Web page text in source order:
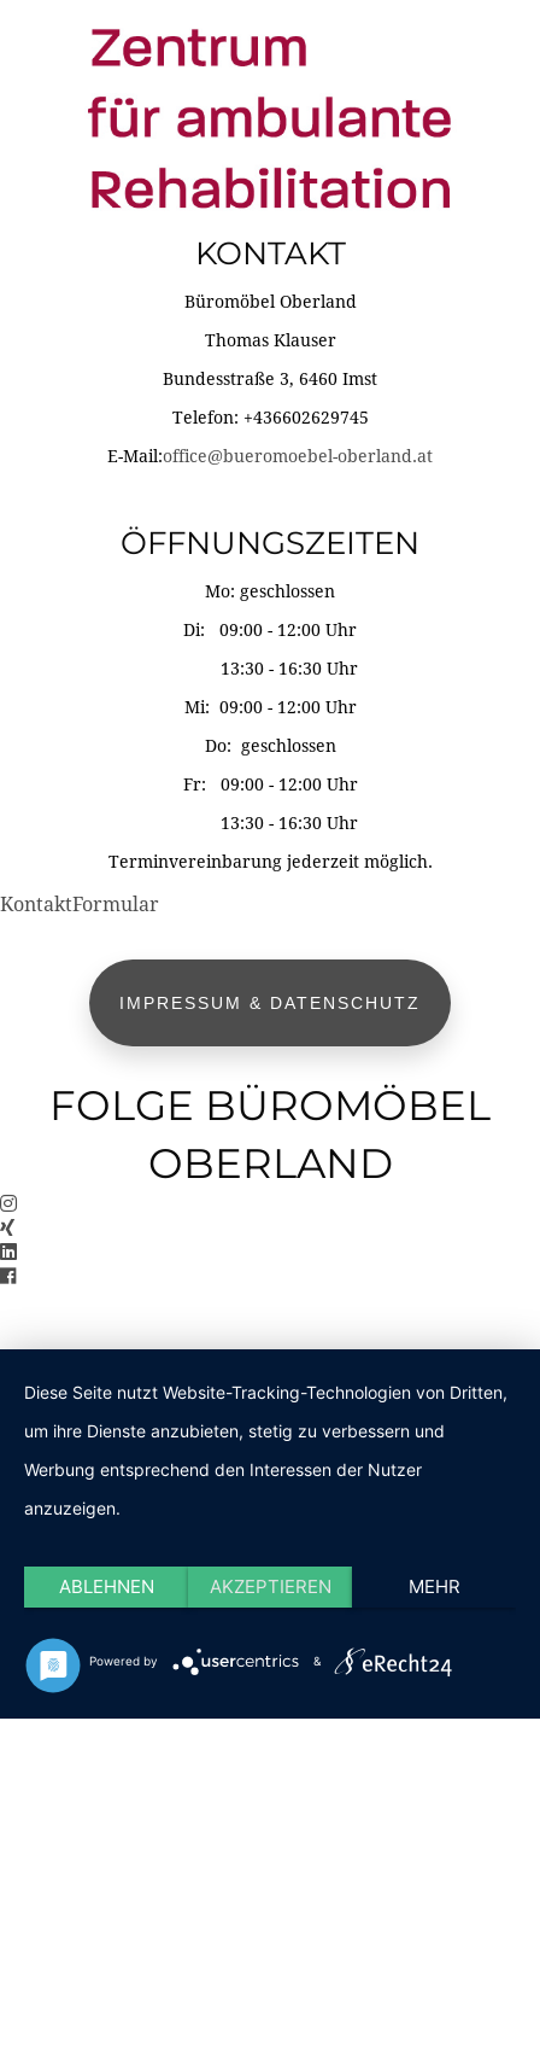
KONTAKT
Büromöbel Oberland
Thomas Klauser
Bundesstraße 3, 6460 Imst
Telefon: +436602629745
E-Mail:office@bueromoebel-oberland.at
ÖFFNUNGSZEITEN
Mo: geschlossen
Di: 09:00 - 12:00 Uhr
13:30 - 16:30 Uhr
Mi: 09:00 - 12:00 Uhr
Do: geschlossen
Fr: 09:00 - 12:00 Uhr
13:30 - 16:30 Uhr
Terminvereinbarung jederzeit möglich.
KontaktFormular
IMPRESSUM & DATENSCHUTZ
FOLGE BÜROMÖBEL
OBERLAND
Diese Seite nutzt Website-Tracking-Technologien von Dritten,
um ihre Dienste anzubieten, stetig zu verbessern und
Werbung entsprechend den Interessen der Nutzer
anzuzeigen.
ABLEHNEN AKZEPTIEREN MEHR
Powered by &